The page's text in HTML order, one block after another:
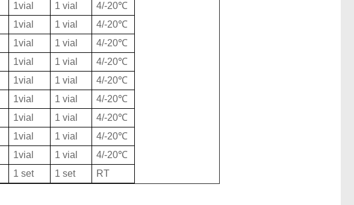
1vial 1 vial
4/-20℃
1vial 1 vial
4/-20℃
1vial 1 vial
4/-20℃
1vial 1 vial
4/-20℃
1vial 1 vial
4/-20℃
1vial 1 vial
4/-20℃
1vial 1 vial
4/-20℃
1vial 1 vial
4/-20℃
1vial 1 vial
4/-20℃
1 set 1 set
RT